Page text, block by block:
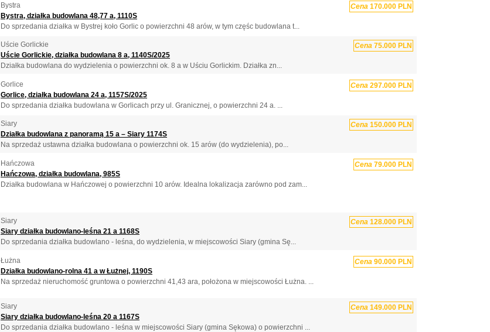
Bystra Cena 170.000 PLN
Bystra, działka budowlana 48,77 a, 1110S
Do sprzedania działka w Bystrej koło Gorlic o powierzchni 48 arów, w tym częśc budowlana t...
Uście Gorlickie Cena 75.000 PLN
Uście Gorlickie, działka budowlana 8 a, 1140S/2025
Działka budowlana do wydzielenia o powierzchni ok. 8 a w Uściu Gorlickim. Działka zn...
Gorlice Cena 297.000 PLN
Gorlice, działka budowlana 24 a, 1157S/2025
Do sprzedania działka budowlana w Gorlicach przy ul. Granicznej, o powierzchni 24 a. ...
Siary Cena 150.000 PLN
Działka budowlana z panoramą 15 a – Siary 1174S
Na sprzedaż ustawna działka budowlana o powierzchni ok. 15 arów (do wydzielenia), po...
Hańczowa Cena 79.000 PLN
Hańczowa, działka budowlana, 985S
Działka budowlana w Hańczowej o powierzchni 10 arów. Idealna lokalizacja zarówno pod zam...
Siary Cena 128.000 PLN
Siary działka budowlano-leśna 21 a 1168S
Do sprzedania działka budowlano - leśna, do wydzielenia, w miejscowości Siary (gmina Sę...
Łużna Cena 90.000 PLN
Działka budowlano-rolna 41 a w Łużnej, 1190S
Na sprzedaż nieruchomość gruntowa o powierzchni 41,43 ara, położona w miejscowości Łużna. ...
Siary Cena 149.000 PLN
Siary działka budowlano-leśna 20 a 1167S
Do sprzedania działka budowlano - leśna w miejscowości Siary (gmina Sękowa) o powierzchni ...